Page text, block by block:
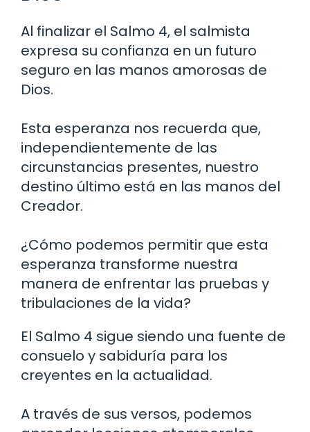
Al finalizar el Salmo 4, el salmista
expresa su confianza en un futuro
seguro en las manos amorosas de
Dios.
Esta esperanza nos recuerda que,
independientemente de las
circunstancias presentes, nuestro
destino último está en las manos del
Creador.
¿Cómo podemos permitir que esta
esperanza transforme nuestra
manera de enfrentar las pruebas y
tribulaciones de la vida?
El Salmo 4 sigue siendo una fuente de
consuelo y sabiduría para los
creyentes en la actualidad.
A través de sus versos, podemos